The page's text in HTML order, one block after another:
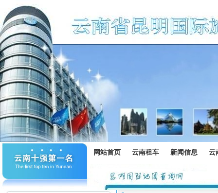
网站首页 云南租车 新闻信息 云